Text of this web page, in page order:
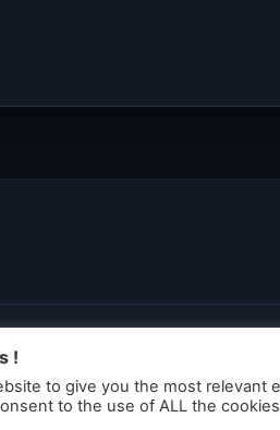
Les articles de
!
to give you the most
to the use of ALL the